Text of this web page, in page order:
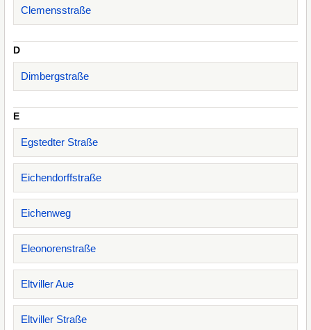
Clemensstraße
D
Dimbergstraße
E
Egstedter Straße
Eichendorffstraße
Eichenweg
Eleonorenstraße
Eltviller Aue
Eltviller Straße